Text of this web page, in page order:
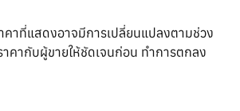
คาที่แสดงอาจมีการเปลี่ยนแปลงตามช่วง
คากับผู้ขายให้ชัดเจนก่อน ทำการตกลง